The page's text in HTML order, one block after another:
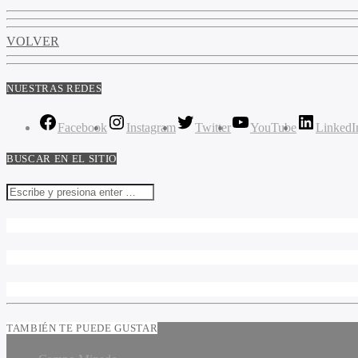
VOLVER
NUESTRAS REDES
Facebook Instagram Twitter YouTube
BUSCAR EN EL SITIO
TAMBIÉN TE PUEDE GUSTAR